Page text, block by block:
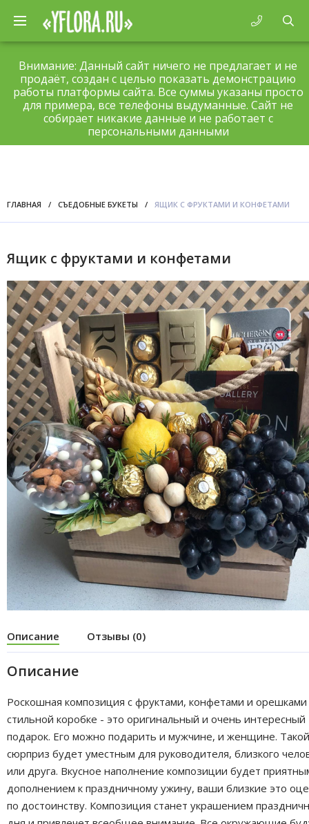
Внимание: Данный сайт ничего не предлагает и не
продаёт, создан с целью показать демонстрацию
работы платформы сайта. Все суммы указаны просто
для примера, все телефоны выдуманные. Сайт не
собирает никакие данные и не работает с
персональными данными
ГЛАВНАЯ / СЪЕДОБНЫЕ БУКЕТЫ / ЯЩИК С ФРУКТАМИ И КОНФЕТАМИ
Ящик с фруктами и конфетами
Описание Отзывы (0)
Описание
Роскошная композиция с фруктами, конфетами и орешками
стильной коробке - это оригинальный и очень интересный
подарок. Его можно подарить и мужчине, и женщине. Такой
сюрприз будет уместным для руководителя, близкого
или друга. Вкусное наполнение композиции будет
дополнением к праздничному ужину, ваши близкие это
по достоинству. Композиция станет украшением